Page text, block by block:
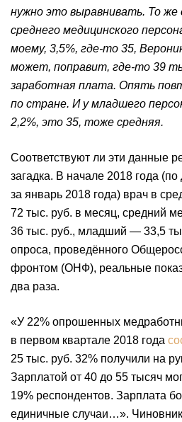
нужно это выравнивать. То же
среднего медицинского
моему, 3,5%, где-то 35,
может, поправит, где-то 39
заработная плата. Опять
по стране. И у младшего
2,2%, это 35, тоже средняя.
Соответствуют ли эти данные
загадка. В начале 2018 года
за январь 2018 года) врач в
72 тыс. руб. в месяц, средний
36 тыс. руб., младший — 33,5
опроса, проведённого
фронтом (ОНФ), реальные
два раза.
«У 22% опрошенных
в первом квартале 2018 года
25 тыс. руб. 32% получили на
Зарплатой от 40 до 55 тысяч
19% респондентов. Зарплата
единичные случаи…».